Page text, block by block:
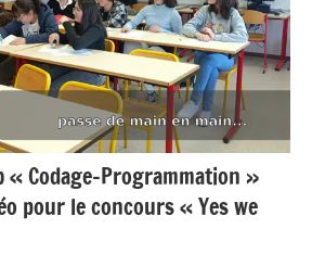
« Codage-Programmation »
pour le concours « Yes we